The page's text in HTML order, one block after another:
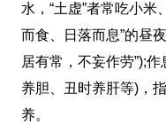
水，“土虚”者常吃小米
而食、日落而息”的昼
居有常，不妄作劳”);
养胆、丑时养肝等)，
养。